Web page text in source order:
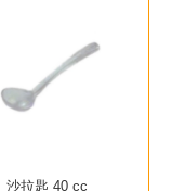
沙拉匙 40 cc